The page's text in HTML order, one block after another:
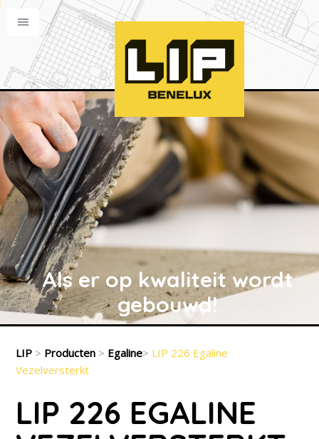
Als er op kwaliteit wordt
gebouwd!
LIP > Producten > Egaline> LIP 226 Egaline
Vezelversterkt
LIP 226 EGALINE